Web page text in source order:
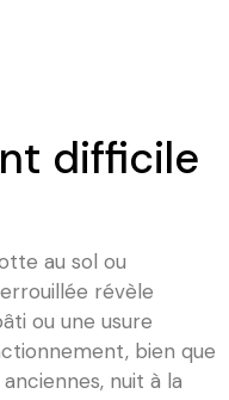
difficile
au sol ou
révèle
ou une usure
bien que
nuit à la